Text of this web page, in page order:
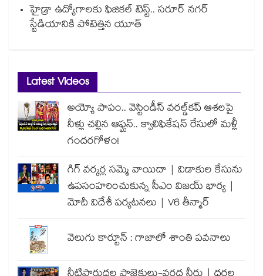
హైడ్రా ఉద్యోగాలకు ఫిజికల్ టెస్ట్.. సరూర్ నగర్
స్టేడియానికి పోటెత్తిన యూత్
Latest Videos
అయ్యో పాపం.. వెస్టిండీస్ వరల్డ్‌కప్ ఆశలపై
నీళ్లు చల్లిన ఆఫ్ఘన్.. క్వాలిఫికేషన్ రేసులో మళ్లీ
గందరగోళం!
గిగ్ వర్కర్ల సమ్మె వాయిదా | విడాకుల కేసును
ఉపసంహరించుకున్న సీఎం విజయ్ భార్య |
మోదీ విదేశీ పర్యటనలు | V6 తీన్మార్
వెలుగు కార్టూన్ : గాజాలో శాంతి పవనాలు